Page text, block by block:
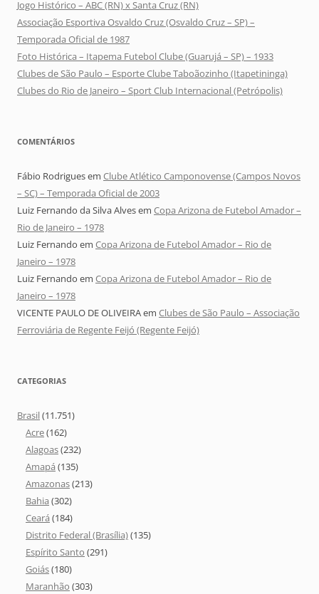
Jogo Histórico – ABC (RN) x Santa Cruz (RN)
Associação Esportiva Osvaldo Cruz (Osvaldo Cruz – SP) –
Temporada Oficial de 1987
Foto Histórica – Itapema Futebol Clube (Guarujá – SP) – 1933
Clubes de São Paulo – Esporte Clube Taboãozinho (Itapetininga)
Clubes do Rio de Janeiro – Sport Club Internacional (Petrópolis)
COMENTÁRIOS
Fábio Rodriguesem Clube Atlético Camponovense (Campos Novos
– SC) – Temporada Oficial de 2003
Luiz Fernando da Silva Alvesem Copa Arizona de Futebol Amador –
Rio de Janeiro – 1978
Luiz Fernando em Copa Arizona de Futebol Amador – Rio de
Janeiro – 1978
Luiz Fernando em Copa Arizona de Futebol Amador – Rio de
Janeiro – 1978
VICENTE PAULO DE OLIVEIRAem Clubes de São Paulo – Associação
Ferroviária de Regente Feijó (Regente Feijó)
CATEGORIAS
Brasil(11.751)
Acre(162)
Alagoas(232)
Amapá (135)
Amazonas(213)
Bahia (302)
Ceará (184)
Distrito Federal (Brasília)(135)
Espírito Santo (291)
Goiás(180)
Maranhão (303)